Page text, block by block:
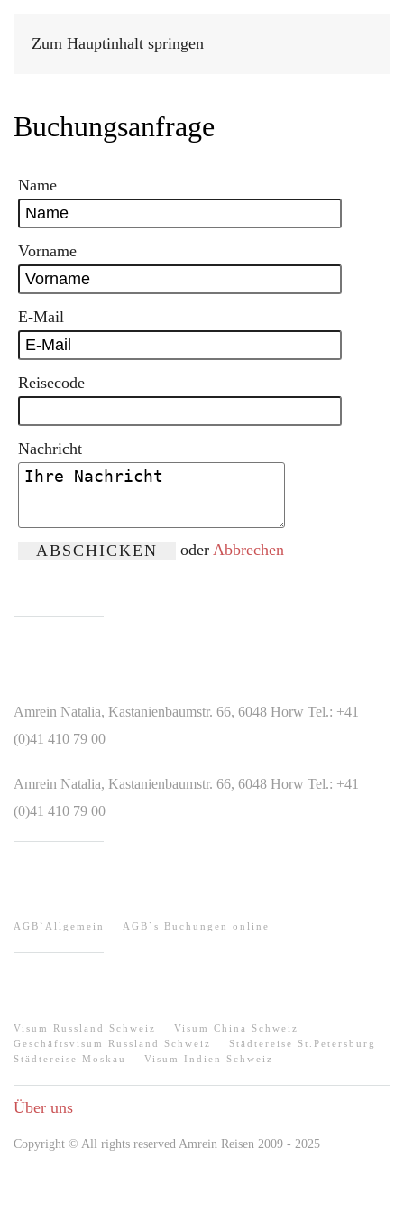
Zum Hauptinhalt springen
Buchungsanfrage
Name
Vorname
E-Mail
Reisecode
Nachricht
oder Abbrechen
Amrein Natalia, Kastanienbaumstr. 66, 6048 Horw Tel.: +41
(0)41 410 79 00
Amrein Natalia, Kastanienbaumstr. 66, 6048 Horw Tel.: +41
(0)41 410 79 00
AGB`Allgemein AGB`s Buchungen online
Visum Russland Schweiz
Visum China Schweiz
Geschäftsvisum Russland Schweiz
Städtereise St.Petersburg
Städtereise Moskau
Visum Indien Schweiz
Über uns
Copyright © All rights reserved Amrein Reisen 2009 - 2025